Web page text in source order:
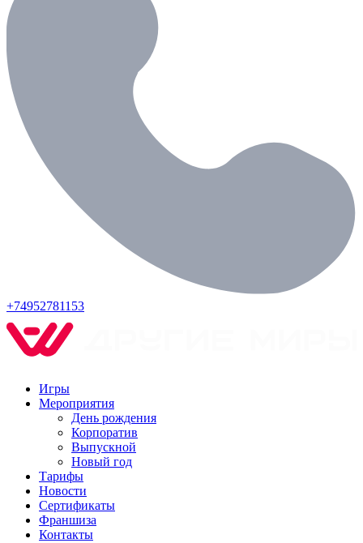
+74952781153
Игры
Мероприятия
День рождения
Корпоратив
Выпускной
Новый год
Тарифы
Новости
Сертификаты
Франшиза
Контакты